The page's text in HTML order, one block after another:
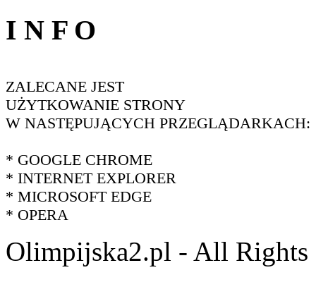
I N F O
ZALECANE JEST
UŻYTKOWANIE STRONY
W NASTĘPUJĄCYCH PRZEGLĄDARKACH:
* GOOGLE CHROME
* INTERNET EXPLORER
* MICROSOFT EDGE
* OPERA
Olimpijska2.pl - All Rights